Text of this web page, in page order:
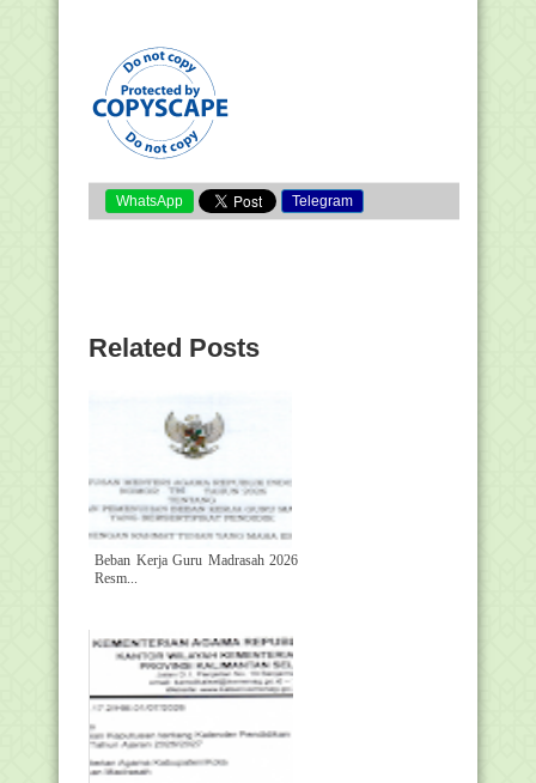
WhatsApp Telegram
Related Posts
Beban Kerja Guru Madrasah 2026
Resm...